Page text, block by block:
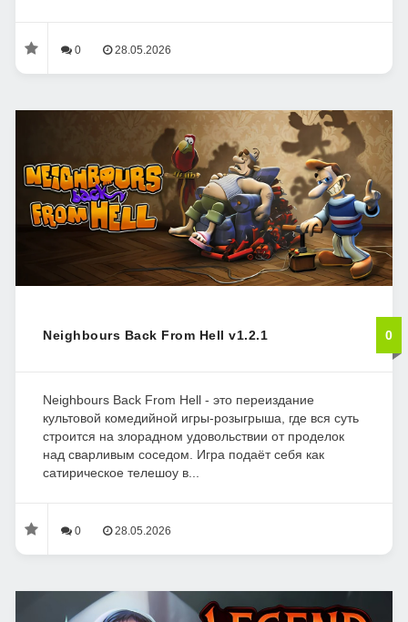
0 28.05.2026
Neighbours Back From Hell v1.2.1 0
Neighbours Back From Hell - это переиздание
культовой комедийной игры-розыгрыша, где вся суть
строится на злорадном удовольствии от проделок
над сварливым соседом. Игра подаёт себя как
сатирическое телешоу в...
0 28.05.2026